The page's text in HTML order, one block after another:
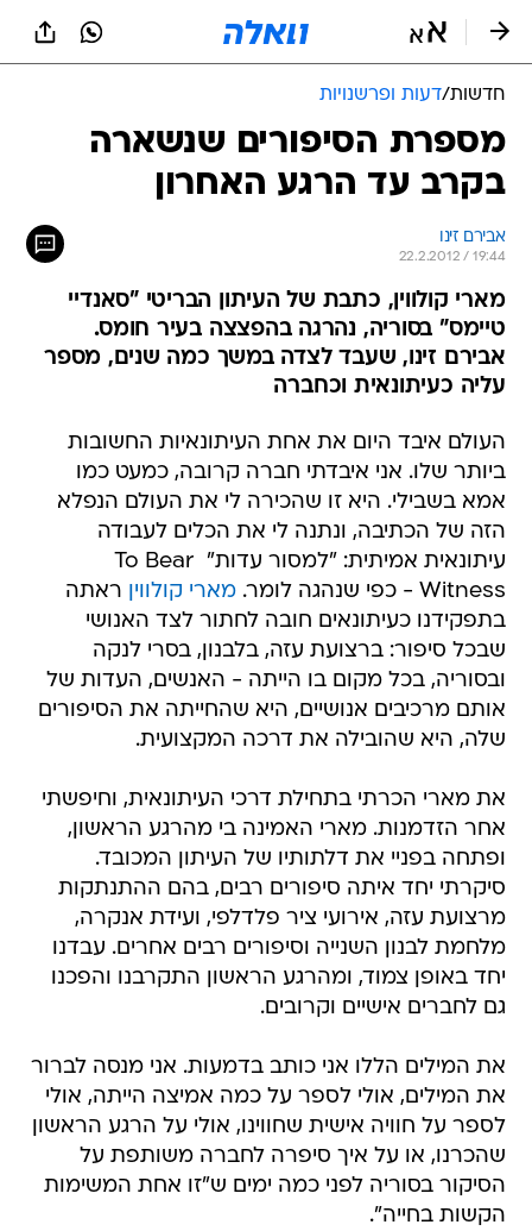
חדשות/דעות ופרשנויות
מספרת הסיפורים שנשארה
בקרב עד הרגע האחרון
אבירם זינו
22.2.2012 / 19:44
מארי קולווין, כתבת של העיתון הבריטי "סאנדיי
טיימס" בסוריה, נהרגה בהפצצה בעיר חומס.
אבירם זינו, שעבד לצדה במשך כמה שנים, מספר
עליה כעיתונאית וכחברה
העולם איבד היום את אחת העיתונאיות החשובות
ביותר שלו. אני איבדתי חברה קרובה, כמעט כמו
אמא בשבילי. היא זו שהכירה לי את העולם הנפלא
הזה של הכתיבה, ונתנה לי את הכלים לעבודה
עיתונאית אמיתית: "למסור עדות"  To Bear
Witness - כפי שנהגה לומר.
מארי קולווין ראתה
בתפקידנו כעיתונאים חובה לחתור לצד האנושי
שבכל סיפור: ברצועת עזה, בלבנון, בסרי לנקה
ובסוריה, בכל מקום בו הייתה - האנשים, העדות של
אותם מרכיבים אנושיים, היא שהחייתה את הסיפורים
שלה, היא שהובילה את דרכה המקצועית.
את מארי הכרתי בתחילת דרכי העיתונאית, וחיפשתי
אחר הזדמנות. מארי האמינה בי מהרגע הראשון,
ופתחה בפניי את דלתותיו של העיתון המכובד.
סיקרתי יחד איתה סיפורים רבים, בהם ההתנתקות
מרצועת עזה, אירועי ציר פלדלפי, ועידת אנקרה,
מלחמת לבנון השנייה וסיפורים רבים אחרים. עבדנו
יחד באופן צמוד, ומהרגע הראשון התקרבנו והפכנו
גם לחברים אישיים וקרובים.
את המילים הללו אני כותב בדמעות. אני מנסה לברור
את המילים, אולי לספר על כמה אמיצה הייתה, אולי
לספר על חוויה אישית שחווינו, אולי על הרגע הראשון
שהכרנו, או על איך סיפרה לחברה משותפת על
הסיקור בסוריה לפני כמה ימים ש"זו אחת המשימות
הקשות בחייה".